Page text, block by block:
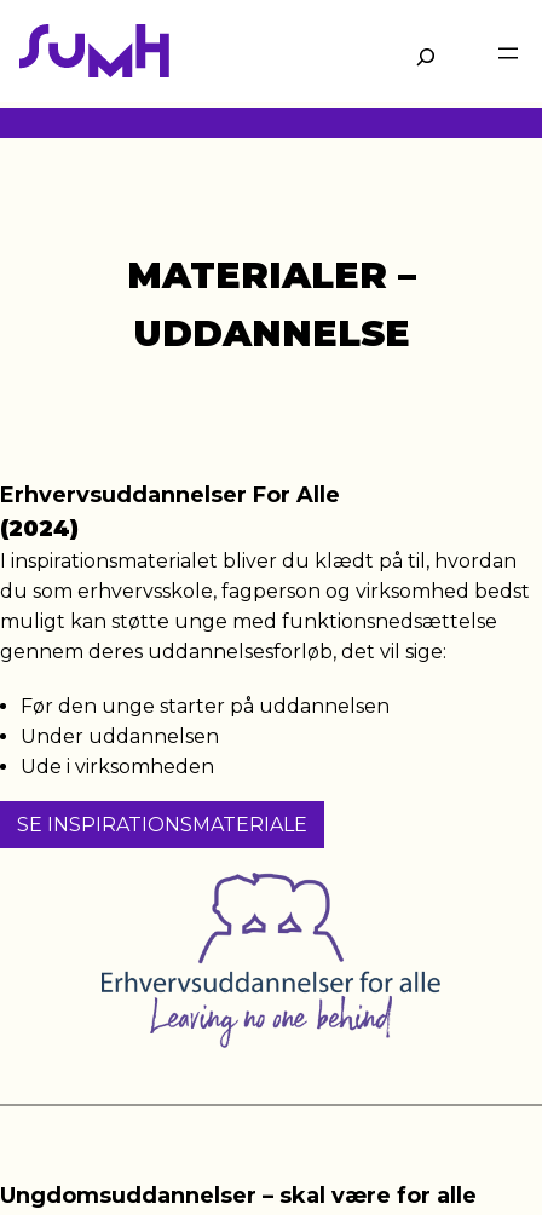
hovedindhold
Søg
MATERIALER –
UDDANNELSE
Erhvervsuddannelser For Alle
(2024)
I inspirationsmaterialet bliver du klædt på til, hvordan
du som erhvervsskole, fagperson og virksomhed bedst
muligt kan støtte unge med funktionsnedsættelse
gennem deres uddannelsesforløb, det vil sige:
Før den unge starter på uddannelsen
Under uddannelsen
Ude i virksomheden
SE INSPIRATIONSMATERIALE
Ungdomsuddannelser – skal være for alle